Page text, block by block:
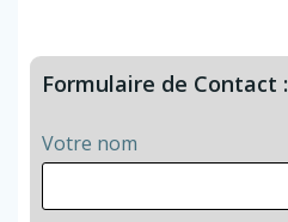
Formulaire de Contact :
Votre nom